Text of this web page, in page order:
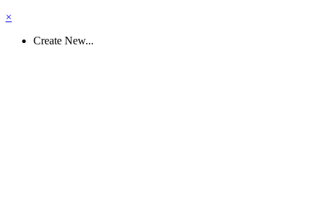
×
Create New...